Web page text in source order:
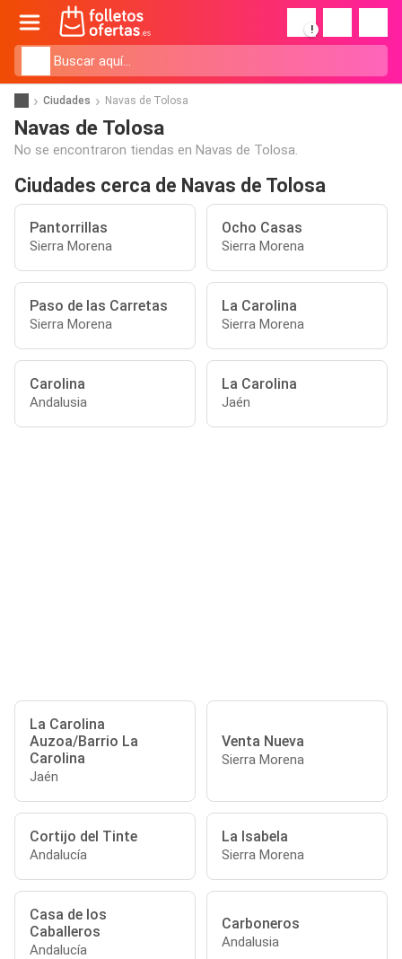
!
Ciudades Navas de Tolosa
Navas de Tolosa
No se encontraron tiendas en Navas de Tolosa.
Ciudades cerca de Navas de Tolosa
Pantorrillas
Sierra Morena
Ocho Casas
Sierra Morena
Paso de las Carretas
Sierra Morena
La Carolina
Sierra Morena
Carolina
Andalusia
La Carolina
Jaén
La Carolina
Auzoa/Barrio La
Carolina
Jaén
Venta Nueva
Sierra Morena
Cortijo del Tinte
Andalucía
La Isabela
Sierra Morena
Casa de los
Caballeros
Andalucía
Carboneros
Andalusia